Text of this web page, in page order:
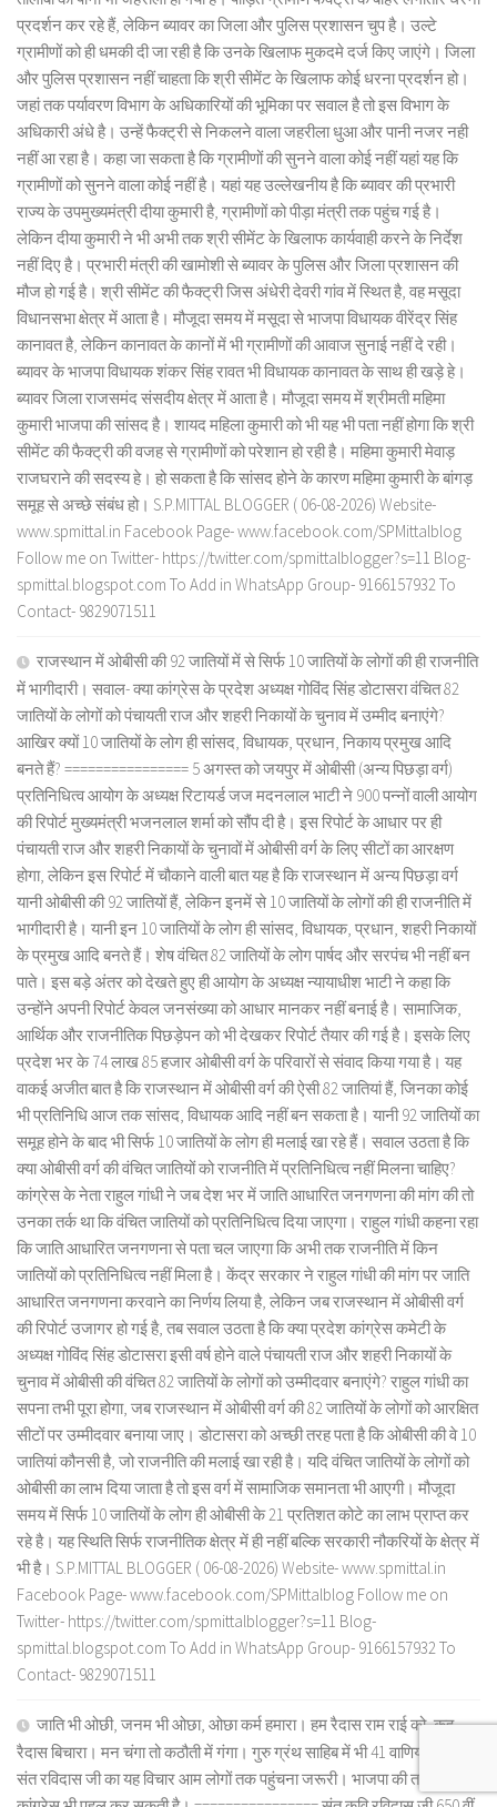
प्रदर्शन कर रहे हैं, लेकिन ब्यावर का जिला और पुलिस प्रशासन चुप है। उल्टे
ग्रामीणों को ही धमकी दी जा रही है कि उनके खिलाफ मुकदमे दर्ज किए जाएंगे। जिला
और पुलिस प्रशासन नहीं चाहता कि श्री सीमेंट के खिलाफ कोई धरना प्रदर्शन हो।
जहां तक पर्यावरण विभाग के अधिकारियों की भूमिका पर सवाल है तो इस विभाग के
अधिकारी अंधे है। उन्हें फैक्ट्री से निकलने वाला जहरीला धुआ और पानी नजर नही
नहीं आ रहा है। कहा जा सकता है कि ग्रामीणों की सुनने वाला कोई नहीं यहां यह कि
ग्रामीणों को सुनने वाला कोई नहीं है। यहां यह उल्लेखनीय है कि ब्यावर की प्रभारी
राज्य के उपमुख्यमंत्री दीया कुमारी है, ग्रामीणों को पीड़ा मंत्री तक पहुंच गई है।
लेकिन दीया कुमारी ने भी अभी तक श्री सीमेंट के खिलाफ कार्यवाही करने के निर्देश
नहीं दिए है। प्रभारी मंत्री की खामोशी से ब्यावर के पुलिस और जिला प्रशासन की
मौज हो गई है। श्री सीमेंट की फैक्ट्री जिस अंधेरी देवरी गांव में स्थित है, वह मसूदा
विधानसभा क्षेत्र में आता है। मौजूदा समय में मसूदा से भाजपा विधायक वीरेंद्र सिंह
कानावत है, लेकिन कानावत के कानों में भी ग्रामीणों की आवाज सुनाई नहीं दे रही।
ब्यावर के भाजपा विधायक शंकर सिंह रावत भी विधायक कानावत के साथ ही खड़े हे।
ब्यावर जिला राजसमंद संसदीय क्षेत्र में आता है। मौजूदा समय में श्रीमती महिमा
कुमारी भाजपा की सांसद है। शायद महिला कुमारी को भी यह भी पता नहीं होगा कि श्री
सीमेंट की फैक्ट्री की वजह से ग्रामीणों को परेशान हो रही है। महिमा कुमारी मेवाड़
राजघराने की सदस्य हे। हो सकता है कि सांसद होने के कारण महिमा कुमारी के बांगड़
समूह से अच्छे संबंध हो। S.P.MITTAL BLOGGER ( 06-08-2026) Website-
www.spmittal.in Facebook Page- www.facebook.com/SPMittalblog
Follow me on Twitter- https://twitter.com/spmittalblogger?s=11 Blog-
spmittal.blogspot.com To Add in WhatsApp Group- 9166157932 To
Contact- 9829071511
राजस्थान में ओबीसी की 92 जातियों में से सिर्फ 10 जातियों के लोगों की ही राजनीति
में भागीदारी। सवाल- क्या कांग्रेस के प्रदेश अध्यक्ष गोविंद सिंह डोटासरा वंचित 82
जातियों के लोगों को पंचायती राज और शहरी निकायों के चुनाव में उम्मीद बनाएंगे?
आखिर क्यों 10 जातियों के लोग ही सांसद, विधायक, प्रधान, निकाय प्रमुख आदि
बनते हैं? ================ 5 अगस्त को जयपुर में ओबीसी (अन्य पिछड़ा वर्ग)
प्रतिनिधित्व आयोग के अध्यक्ष रिटायर्ड जज मदनलाल भाटी ने 900 पन्नों वाली आयोग
की रिपोर्ट मुख्यमंत्री भजनलाल शर्मा को सौंप दी है। इस रिपोर्ट के आधार पर ही
पंचायती राज और शहरी निकायों के चुनावों में ओबीसी वर्ग के लिए सीटों का आरक्षण
होगा, लेकिन इस रिपोर्ट में चौकाने वाली बात यह है कि राजस्थान में अन्य पिछड़ा वर्ग
यानी ओबीसी की 92 जातियों हैं, लेकिन इनमें से 10 जातियों के लोगों की ही राजनीति में
भागीदारी है। यानी इन 10 जातियों के लोग ही सांसद, विधायक, प्रधान, शहरी निकायों
के प्रमुख आदि बनते हैं। शेष वंचित 82 जातियों के लोग पार्षद और सरपंच भी नहीं बन
पाते। इस बड़े अंतर को देखते हुए ही आयोग के अध्यक्ष न्यायाधीश भाटी ने कहा कि
उन्होंने अपनी रिपोर्ट केवल जनसंख्या को आधार मानकर नहीं बनाई है। सामाजिक,
आर्थिक और राजनीतिक पिछड़ेपन को भी देखकर रिपोर्ट तैयार की गई है। इसके लिए
प्रदेश भर के 74 लाख 85 हजार ओबीसी वर्ग के परिवारों से संवाद किया गया है। यह
वाकई अजीत बात है कि राजस्थान में ओबीसी वर्ग की ऐसी 82 जातियां हैं, जिनका कोई
भी प्रतिनिधि आज तक सांसद, विधायक आदि नहीं बन सकता है। यानी 92 जातियों का
समूह होने के बाद भी सिर्फ 10 जातियों के लोग ही मलाई खा रहे हैं। सवाल उठता है कि
क्या ओबीसी वर्ग की वंचित जातियों को राजनीति में प्रतिनिधित्व नहीं मिलना चाहिए?
कांग्रेस के नेता राहुल गांधी ने जब देश भर में जाति आधारित जनगणना की मांग की तो
उनका तर्क था कि वंचित जातियों को प्रतिनिधित्व दिया जाएगा। राहुल गांधी कहना रहा
कि जाति आधारित जनगणना से पता चल जाएगा कि अभी तक राजनीति में किन
जातियों को प्रतिनिधित्व नहीं मिला है। केंद्र सरकार ने राहुल गांधी की मांग पर जाति
आधारित जनगणना करवाने का निर्णय लिया है, लेकिन जब राजस्थान में ओबीसी वर्ग
की रिपोर्ट उजागर हो गई है, तब सवाल उठता है कि क्या प्रदेश कांग्रेस कमेटी के
अध्यक्ष गोविंद सिंह डोटासरा इसी वर्ष होने वाले पंचायती राज और शहरी निकायों के
चुनाव में ओबीसी की वंचित 82 जातियों के लोगों को उम्मीदवार बनाएंगे? राहुल गांधी का
सपना तभी पूरा होगा, जब राजस्थान में ओबीसी वर्ग की 82 जातियों के लोगों को आरक्षित
सीटों पर उम्मीदवार बनाया जाए। डोटासरा को अच्छी तरह पता है कि ओबीसी की वे 10
जातियां कौनसी है, जो राजनीति की मलाई खा रही है। यदि वंचित जातियों के लोगों को
ओबीसी का लाभ दिया जाता है तो इस वर्ग में सामाजिक समानता भी आएगी। मौजूदा
समय में सिर्फ 10 जातियों के लोग ही ओबीसी के 21 प्रतिशत कोटे का लाभ प्राप्त कर
रहे है। यह स्थिति सिर्फ राजनीतिक क्षेत्र में ही नहीं बल्कि सरकारी नौकरियों के क्षेत्र में
भी है। S.P.MITTAL BLOGGER ( 06-08-2026) Website- www.spmittal.in
Facebook Page- www.facebook.com/SPMittalblog Follow me on
Twitter- https://twitter.com/spmittalblogger?s=11 Blog-
spmittal.blogspot.com To Add in WhatsApp Group- 9166157932 To
Contact- 9829071511
जाति भी ओछी, जनम भी ओछा, ओछा कर्म हमारा। हम रैदास राम राई को, कह
रैदास बिचारा। मन चंगा तो कठौती में गंगा। गुरु ग्रंथ साहिब में भी 41 वाणियों के शब्द।
संत रविदास जी का यह विचार आम लोगों तक पहुंचना जरूरी। भाजपा की तरह